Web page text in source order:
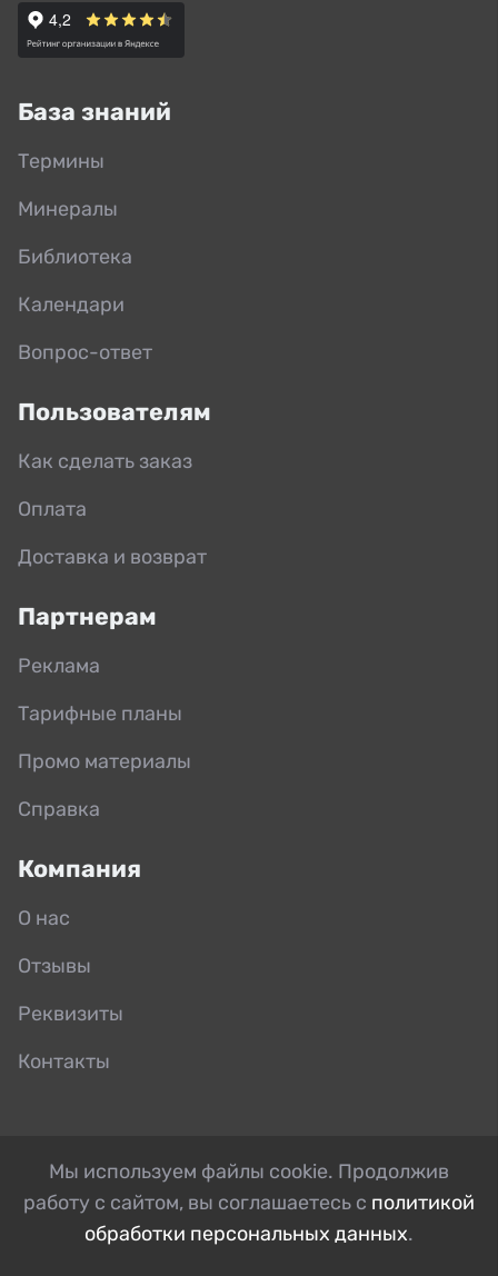
База знаний
Термины
Минералы
Библиотека
Календари
Вопрос-ответ
Пользователям
Как сделать заказ
Оплата
Доставка и возврат
Партнерам
Реклама
Тарифные планы
Промо материалы
Справка
Компания
О нас
Отзывы
Реквизиты
Контакты
Мы используем файлы cookie. Продолжив
работу с сайтом, вы соглашаетесь с политикой
обработки персональных данных.